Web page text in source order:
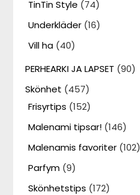
TinTin Style (74)
Underkläder (16)
Vill ha (40)
PERHEARKI JA LAPSET (90)
Skönhet (457)
Frisyrtips (152)
Malenami tipsar! (146)
Malenamis favoriter (102)
Parfym (9)
Skönhetstips (172)